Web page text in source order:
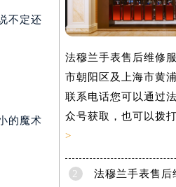
不定还
的魔术
法穆兰手表售后维修
市朝阳区及上海市黄
联系电话您可以通过
众号获取，也可以拨
>
2